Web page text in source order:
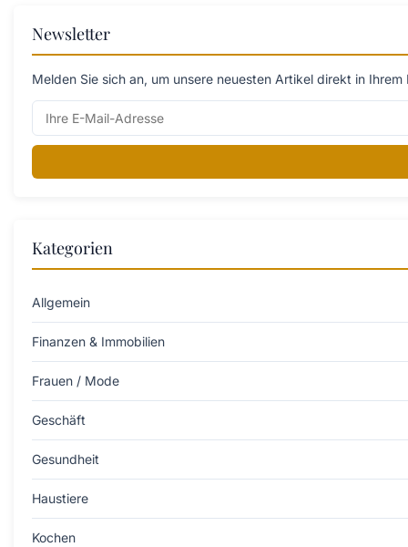
Newsletter
Melden Sie sich an, um unsere neuesten Artikel direkt in
Kategorien
Allgemein
Finanzen & Immobilien
Frauen / Mode
Geschäft
Gesundheit
Haustiere
Kochen